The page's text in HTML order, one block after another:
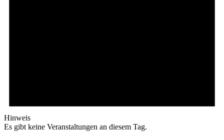
Hinweis
Es gibt keine Veranstaltungen an diesem Tag.